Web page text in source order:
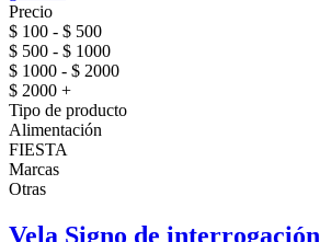
Precio
$ 100 - $ 500
$ 500 - $ 1000
$ 1000 - $ 2000
$ 2000 +
Tipo de producto
Alimentación
FIESTA
Marcas
Otras
Vela Signo de interrogación